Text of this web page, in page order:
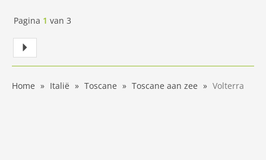
Pagina 1 van 3
Home Italië Toscane Toscane aan zee Volterra